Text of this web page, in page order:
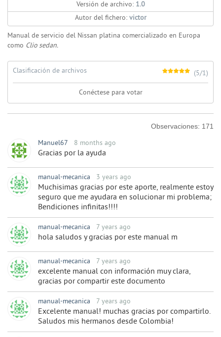
Versión de archivo: 1.0
Autor del fichero: victor
Manual de servicio del Nissan platina comercializado en Europa
como Clio sedan.
Clasificación de archivos (5/1)
Conéctese para votar
Observaciones: 171
Manuel67 8 months ago
Gracias por la ayuda
manual-mecanica 3 years ago
Muchisimas gracias por este aporte, realmente estoy
seguro que me ayudara en solucionar mi problema;
Bendiciones infinitas!!!!
manual-mecanica 7 years ago
hola saludos y gracias por este manual m
manual-mecanica 7 years ago
excelente manual con información muy clara,
gracias por compartir este documento
manual-mecanica 7 years ago
Excelente manual! muchas gracias por compartirlo.
Saludos mis hermanos desde Colombia!